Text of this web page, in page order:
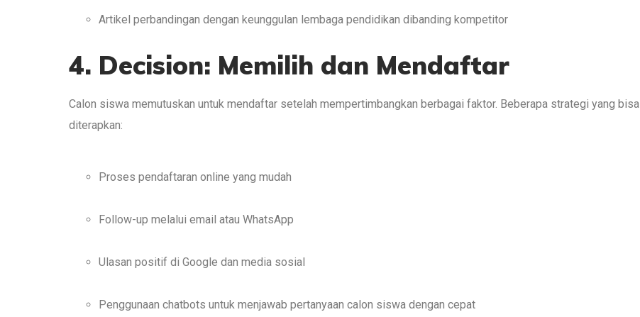
Artikel perbandingan dengan keunggulan lembaga pendidikan dibanding kompetitor
4. Decision: Memilih dan Mendaftar
Calon siswa memutuskan untuk mendaftar setelah mempertimbangkan berbagai faktor. Beberapa strategi yang bisa
diterapkan:
Proses pendaftaran online yang mudah
Follow-up melalui email atau WhatsApp
Ulasan positif di Google dan media sosial
Penggunaan chatbots untuk menjawab pertanyaan calon siswa dengan cepat